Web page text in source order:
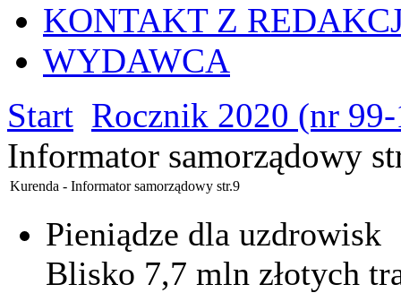
KONTAKT Z
WYDAWCA
Start Rocznik 2020 (nr
Informator samorządowy
Kurenda - Informator samorządowy str.9
Pieniądze dla uzdrowisk
Blisko 7,7 mln złotych